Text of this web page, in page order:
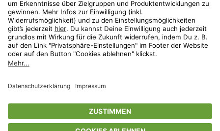
* Streichpreise entsprechen der unverbindlichen Preisempfehlung des
Herstellers. Prozentangaben beziehen sich auf den Streichpreis.